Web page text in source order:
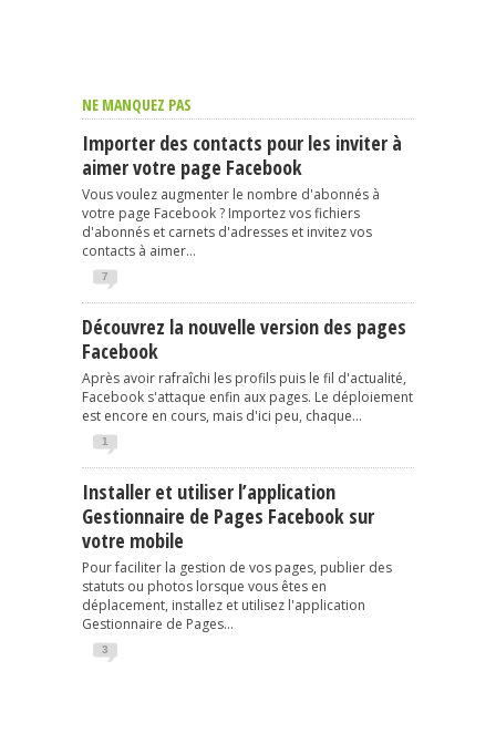
NE MANQUEZ PAS
Importer des contacts pour les inviter à
aimer votre page Facebook
Vous voulez augmenter le nombre d'abonnés à
votre page Facebook ? Importez vos fichiers
d'abonnés et carnets d'adresses et invitez vos
contacts à aimer...
7
Découvrez la nouvelle version des pages
Facebook
Après avoir rafraîchi les profils puis le fil d'actualité,
Facebook s'attaque enfin aux pages. Le déploiement
est encore en cours, mais d'ici peu, chaque...
1
Installer et utiliser l’application
Gestionnaire de Pages Facebook sur
votre mobile
Pour faciliter la gestion de vos pages, publier des
statuts ou photos lorsque vous êtes en
déplacement, installez et utilisez l'application
Gestionnaire de Pages...
3